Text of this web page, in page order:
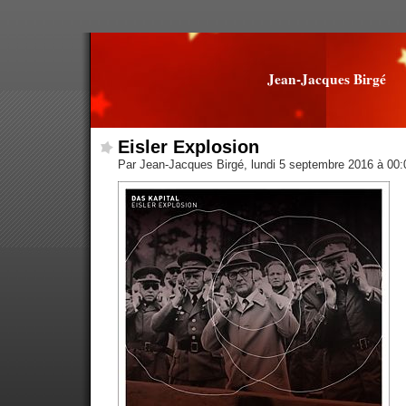
Jean-Jacques Birgé
Eisler Explosion
Par Jean-Jacques Birgé, lundi 5 septembre 2016 à